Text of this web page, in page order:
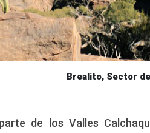
Brealito, Sector
de los Valles